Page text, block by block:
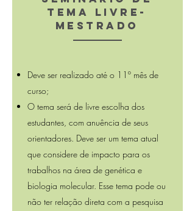
TEMA LIVRE-
MESTRADO
Deve ser realizado até o 11º mês de
curso;
O tema será de livre escolha dos
estudantes, com anuência de seus
orientadores. Deve ser um tema atual
que considere de impacto para os
trabalhos na área de genética e
biologia molecular. Esse tema pode ou
não ter relação direta com a pesquisa